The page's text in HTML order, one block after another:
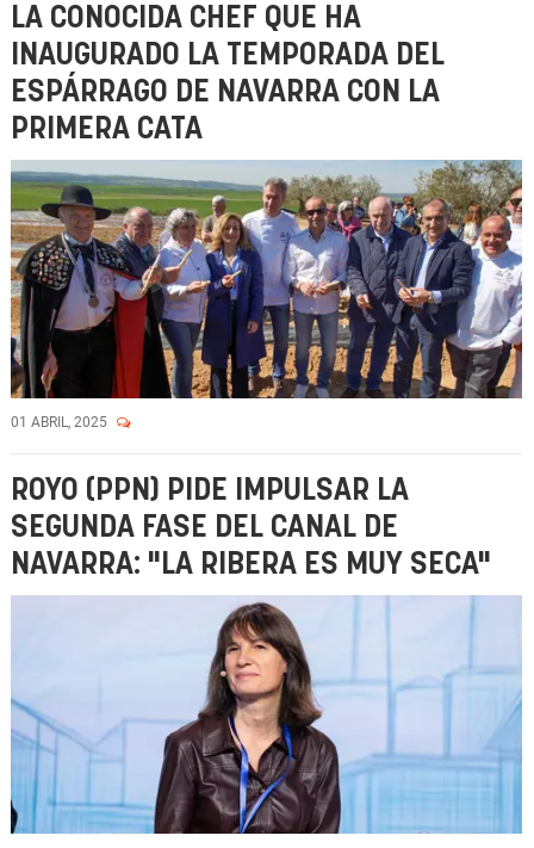
LA CONOCIDA CHEF QUE HA
INAUGURADO LA TEMPORADA DEL
ESPÁRRAGO DE NAVARRA CON LA
PRIMERA CATA
01 ABRIL, 2025
ROYO (PPN) PIDE IMPULSAR LA
SEGUNDA FASE DEL CANAL DE
NAVARRA: "LA RIBERA ES MUY SECA"